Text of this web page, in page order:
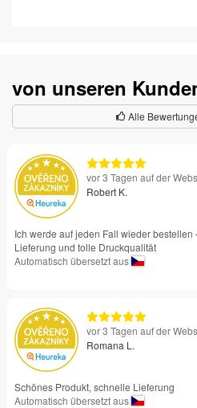
von unseren
Alle
vor 3 Tagen auf der
Robert K.
Ich werde auf jeden Fall wieder
Lieferung und tolle Druckqualität
Automatisch übersetzt aus
vor 3 Tagen auf der
Romana L.
Schönes Produkt, schnelle Lieferung
Automatisch übersetzt aus